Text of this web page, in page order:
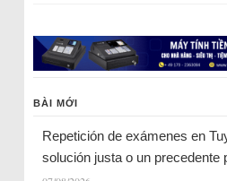
BÀI MỚI
Repetición de exámenes en
solución justa o un precedente